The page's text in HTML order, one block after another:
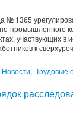
№ 1365
промышленного
участвующих в
к
Новости, Трудовые